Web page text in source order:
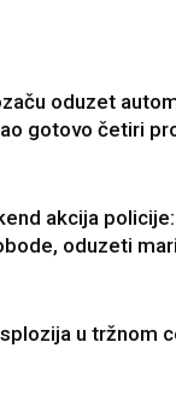
oduzet
gotovo četiri
akcija
oduzeti
u tržnom